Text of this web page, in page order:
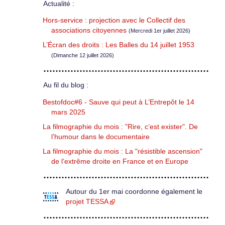
Actualité :
Hors-service : projection avec le Collectif des
associations citoyennes (Mercredi 1er juillet 2026)
L’Écran des droits : Les Balles du 14 juillet 1953
(Dimanche 12 juillet 2026)
Au fil du blog :
Bestofdoc#6 - Sauve qui peut à L’Entrepôt le 14
mars 2025
La filmographie du mois : "Rire, c’est exister". De
l’humour dans le documentaire
La filmographie du mois : La "résistible ascension"
de l’extrême droite en France et en Europe
Autour du 1er mai coordonne également le
projet TESSA